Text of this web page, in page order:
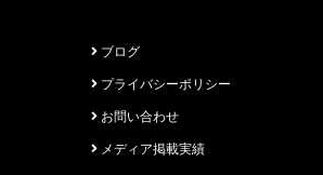
ブログ
プライバシーポリシー
お問い合わせ
メディア掲載実績